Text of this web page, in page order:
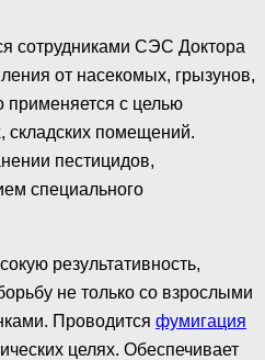
сотрудниками СЭС Доктора
от насекомых, грызунов,
применяется с целью
складских помещений.
пестицидов,
специального
результативность,
не только со взрослыми
Проводится фумигация
целях. Обеспечивает